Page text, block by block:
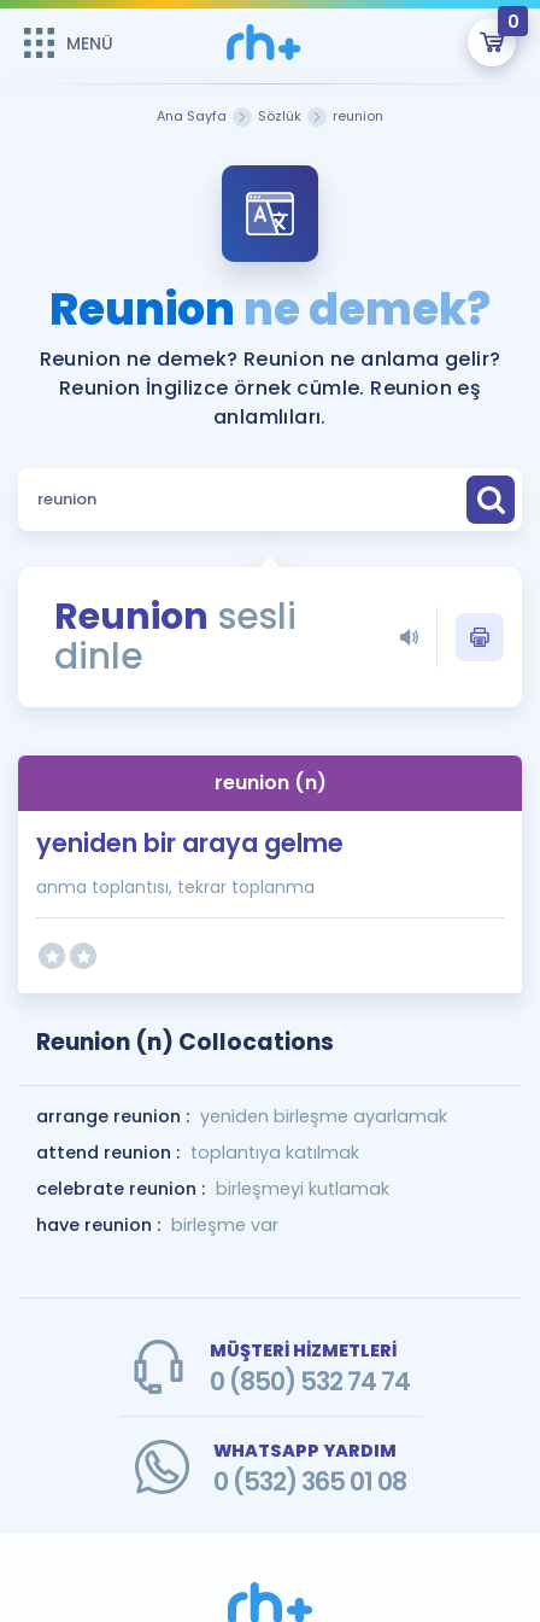
MENÜ
0
ÜYE DEĞİLİM
Sepetin Şu An Boş.
Remzi Hoca ile seni sınava hazırlayacak onlarca eğitim seni
bekliyor!
MENÜ
Faydalı Araçlar
Sözlük
Rehberlik Aracı
ÖSYM Sınav Takvimi
İngilizce Gramer
Hakkımızda
Ana Sayfa Sözlük reunion
Reunion ne demek?
Reunion ne demek? Reunion ne anlama gelir?
Reunion İngilizce örnek cümle. Reunion eş
anlamlıları.
Reunion sesli
dinle
reunion (n)
yeniden bir araya gelme
anma toplantısı, tekrar toplanma
Reunion (n) Collocations
arrange reunion : yeniden birleşme ayarlamak
attend reunion : toplantıya katılmak
celebrate reunion : birleşmeyi kutlamak
have reunion : birleşme var
MÜŞTERİ HİZMETLERİ
0 (850) 532 74 74
WHATSAPP YARDIM
0 (532) 365 01 08